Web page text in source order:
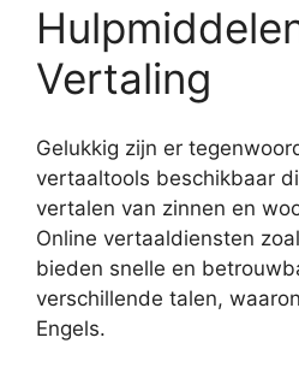
Vertaling
Gelukkig zijn er
vertaaltools beschikbaar
vertalen van zinnen en
Online vertaaldiensten
bieden snelle en
verschillende talen,
Engels.